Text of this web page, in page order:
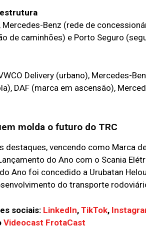
Benz (rede de
de caminhões) e Porto Seguro
Delivery (urbano), Mercedes-
DAF (marca em ascensão),
molda o futuro do TRC
destaques, vencendo como Marca
do Ano com o Scania
Ano foi concedido a Urubatan
do transporte
sociais: LinkedIn,TikTok,
Videocast FrotaCast